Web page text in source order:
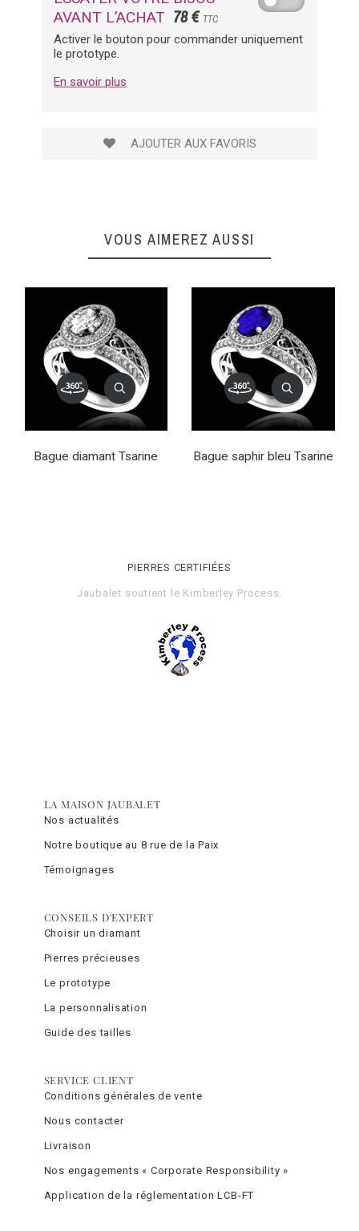
AVANT L’ACHAT 78 € TTC
Activer le bouton pour commander uniquement
le prototype.
En savoir plus
AJOUTER AUX FAVORIS
VOUS AIMEREZ AUSSI
Bague diamant Tsarine Bague saphir bleu Tsarine
PIERRES CERTIFIÉES
Jaubalet soutient le Kimberley Process.
LA MAISON JAUBALET
Nos actualités
Notre boutique au 8 rue de la Paix
Témoignages
CONSEILS D'EXPERT
Choisir un diamant
Pierres précieuses
Le prototype
La personnalisation
Guide des tailles
SERVICE CLIENT
Conditions générales de vente
Nous contacter
Livraison
Nos engagements « Corporate Responsibility »
Application de la réglementation LCB-FT